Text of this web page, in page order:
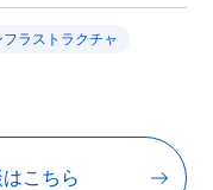
フラストラクチャ
こちら